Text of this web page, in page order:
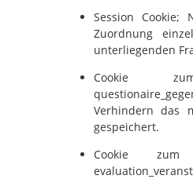
Session Cookie;
Zuordnung
unterliegenden
Cookie
Verhindern das
gespeichert.
Cookie zum